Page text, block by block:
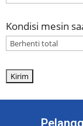
Kondisi mesin